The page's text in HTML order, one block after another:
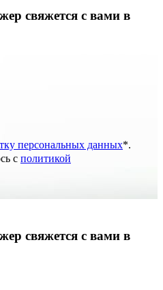
свяжется с вами в
персональных данных*.
с политикой
свяжется с вами в